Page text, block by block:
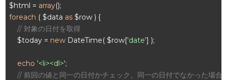
$html = array
foreach ( $data as $row ) {
// 対象の日付を取得
    $today =
new DateTime( $row['date'] );
echo '<li><dl>';
// 前回の値と同一の日付かチェック。同一の日付でなかった場合